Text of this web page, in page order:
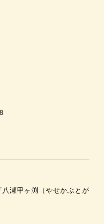
瀬甲ヶ渕（やせかぶとが